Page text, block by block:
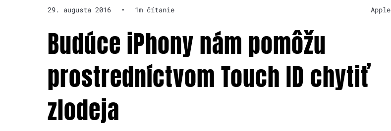
29. augusta 2016 • 1m čítanie Apple
Budúce iPhony nám pomôžu
prostredníctvom Touch ID chytiť
zlodeja